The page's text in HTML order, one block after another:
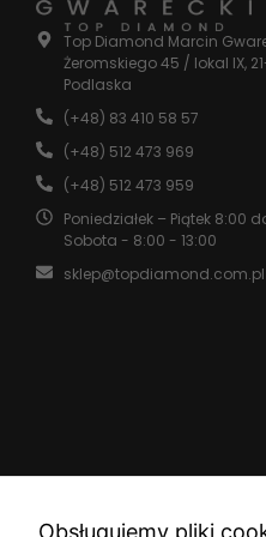
Top Diamond Marcin
Żeromskiego 45 / lokal IX,
Podlaska
(+48) 83 410 58 57
(+48) 512 473 969
(+48) 512 473 959
Poniedziałek – Piątek 8:00
Sobota - 8:00 - 13:00
sklep@topdiamond.com.pl
Obsługujemy pliki